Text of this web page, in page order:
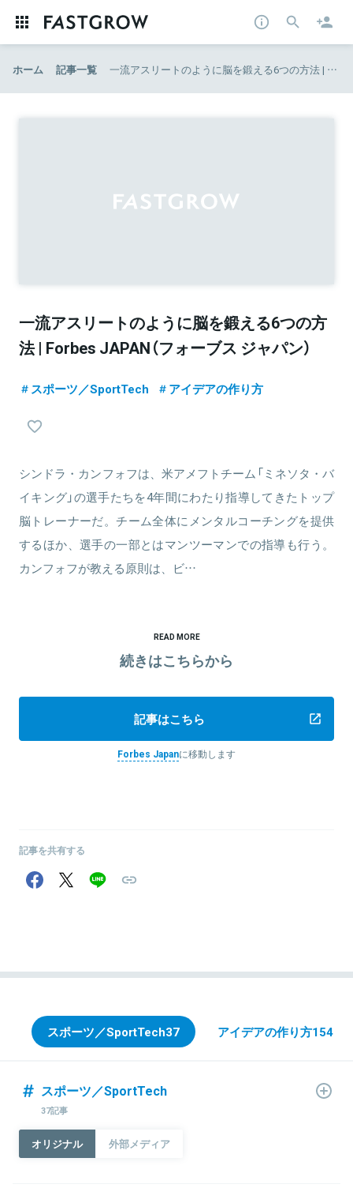
ホーム 記事一覧 一流アスリートのように脳を鍛える6つの方法 | Forbes JAPAN（フォーブス ジャパン）
一流アスリートのように脳を鍛える6つの方
法 | Forbes JAPAN（フォーブス ジャパン）
スポーツ／SportTech アイデアの作り方
シンドラ・カンフォフは、米アメフトチーム「ミネソタ・バ
イキング」の選手たちを4年間にわたり指導してきたトップ
脳トレーナーだ。チーム全体にメンタルコーチングを提供
するほか、選手の一部とはマンツーマンでの指導も行う。
カンフォフが教える原則は、ビ…
READ MORE
続きはこちらから
記事はこちら
Forbes Japanに移動します
記事を共有する
スポーツ／SportTech37 アイデアの作り方154
スポーツ／SportTech
37記事
オリジナル 外部メディア